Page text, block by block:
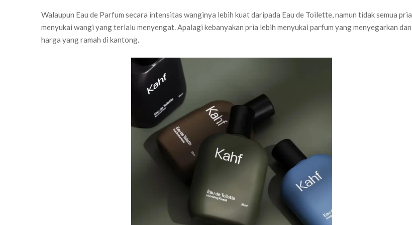
Walaupun Eau de Parfum secara intensitas wanginya lebih kuat daripada Eau de Toilette, namun tidak semua pria
menyukai wangi yang terlalu menyengat. Apalagi kebanyakan pria lebih menyukai parfum yang menyegarkan dan
harga yang ramah di kantong.